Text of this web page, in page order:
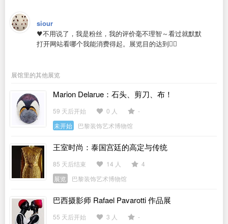
siour
♥️不用说了，我是粉丝，我的评价毫不理智～看过就默默
打开网站看哪个我能消费得起。展览目的达到👌🏽
展馆里的其他展览
Marion Delarue：石头、剪刀、布！
59 天后开始 0 人
-
未开始
巴黎装饰艺术博物馆
王室时尚：泰国宫廷的高定与传统
85 天后结束 14 人
4
展览
巴黎装饰艺术博物馆
巴西摄影师 Rafael Pavarotti 作品展
55 天后开始 3 人
-